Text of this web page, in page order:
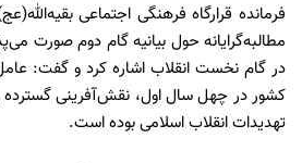
فرمانده قرارگاه فرهنگی اجتماعی
مطالبه‌گرایانه حول بیانیه گام دوم صورت
در گام نخست انقلاب اشاره کرد و گفت:
کشور در چهل سال اول، نقش‌آفرینی گسترده
تهدیدات انقلاب اسلامی بوده است.